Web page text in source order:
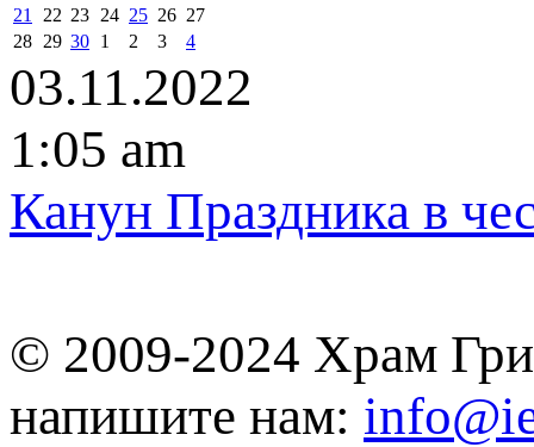
21
22 23 24 25 26 27
28 29 30 1 2 3 4
03.11.2022
1:05 am
Канун Праздника в
© 2009-2024 Храм
напишите нам: